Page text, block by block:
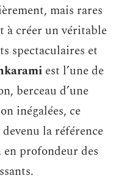
mais rares
à créer un véritable
spectaculaires et
est l’une de
berceau d’une
inégalées, ce
la référence
profondeur des